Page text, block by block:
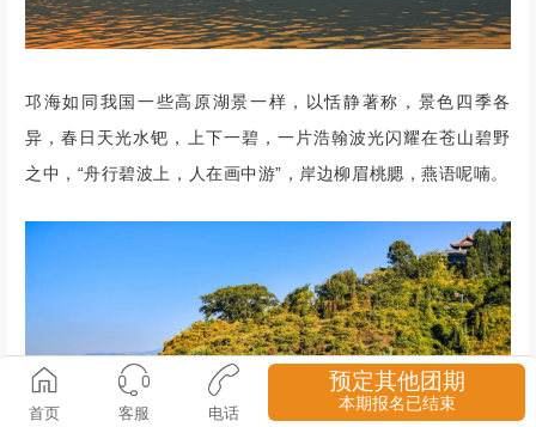
邛海如同我国一些高原湖景一样，以恬静著称，景色四季各
异，春日天光水钯，上下一碧，一片浩翰波光闪耀在苍山碧野
之中，“舟行碧波上，人在画中游”，岸边柳眉桃腮，燕语呢喃。
首页 客服 电话
预定其他团期
本期报名已结束